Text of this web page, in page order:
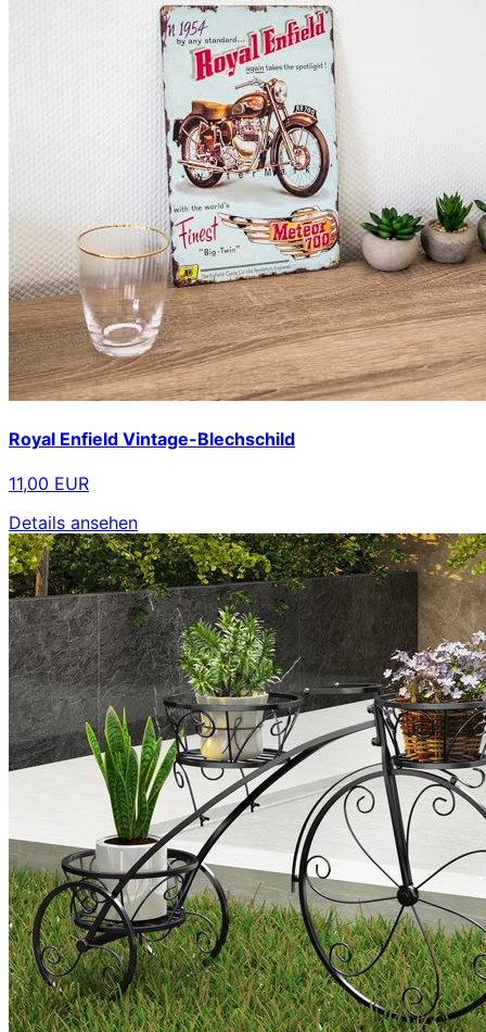
Royal Enfield Vintage-Blechschild
11,00 EUR
Details ansehen